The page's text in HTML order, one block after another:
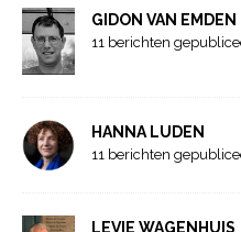
GIDON VAN EMDEN
11 berichten
HANNA LUDEN
11 berichten
LEVIE WAGENHUIS